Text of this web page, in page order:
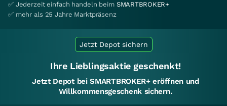
✅ Jederzeit einfach handeln beim SMARTBROKER+
✅ mehr als 25 Jahre Marktpräsenz
Jetzt Depot sichern
Ihre Lieblingsaktie geschenkt!
Jetzt Depot bei SMARTBROKER+ eröffnen und
Willkommensgeschenk sichern.